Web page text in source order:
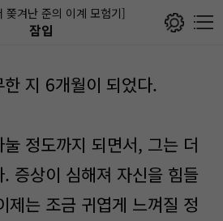
쫒겨난 준의 이계 모험기]
잠입
지 6개월이 되었다.
정도까지 되면서, 그는 더
증상이 심해져 자신을 힘들
제는 조금 귀엽게 느껴질 정